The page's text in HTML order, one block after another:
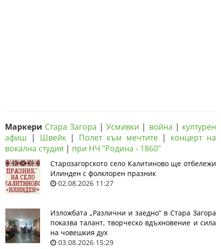
Маркери Стара Загора | Усмивки | война | културен
афиш | Швейк| Полет към мечтите| концерт на
вокална студия | при НЧ "Родина - 1860"
Старозагорското село Калитиново ще отбележи
Илинден с фолклорен празник
02.08.2026 11:27
Изложбата „Различни и заедно“ в Стара Загора
показва талант, творческо вдъхновение и сила
на човешкия дух
03.08.2026 15:29